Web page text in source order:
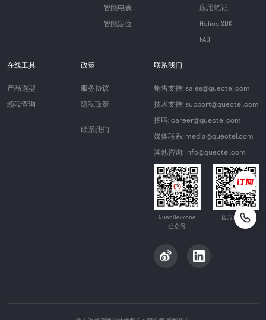
智能电表
智能定位
应用笔记
Helios SDK
FAQ
在线工具
产品选型
频段查询
政策
服务协议
隐私政策
联系我们
联系我们
销售支持: sales@quectel.com
技术支持: support@quectel.com
招聘: career@quectel.com
媒体联系: media@quectel.com
其他咨询: info@quectel.com
QuecDevZone
公众号
官方公众号